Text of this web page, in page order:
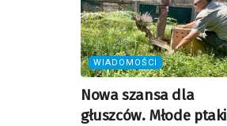
WIADOMOŚCI
Nowa szansa dla
głuszców. Młode ptaki